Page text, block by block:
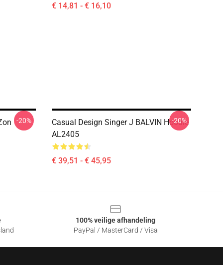
€ 14,81 - € 16,10
-20%
Casual Design Singer J BALVIN Hoodie
AL2405
€ 39,51 - € 45,95
-20%
100% veilige afhandeling
PayPal / MasterCard / Visa